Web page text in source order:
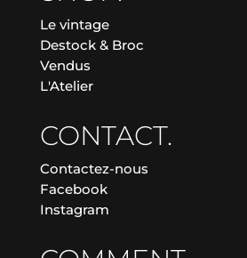
Le vintage
Destock & Broc
Vendus
L'Atelier
CONTACT.
Contactez-nous
Facebook
Instagram